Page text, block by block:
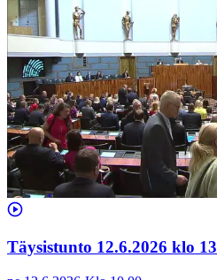
Täysistunto 12.6.2026 klo 13